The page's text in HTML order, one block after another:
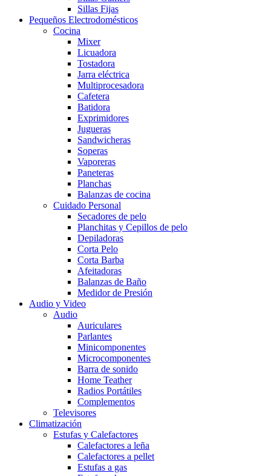
Sillas Fijas
Pequeños Electrodomésticos
Cocina
Mixer
Licuadora
Tostadora
Jarra eléctrica
Multiprocesadora
Cafetera
Batidora
Exprimidores
Jugueras
Sandwicheras
Soperas
Vaporeras
Paneteras
Planchas
Balanzas de cocina
Cuidado Personal
Secadores de pelo
Planchitas y Cepillos de pelo
Depiladoras
Corta Pelo
Corta Barba
Afeitadoras
Balanzas de Baño
Medidor de Presión
Audio y Video
Audio
Auriculares
Parlantes
Minicomponentes
Microcomponentes
Barra de sonido
Home Teather
Radios Portátiles
Complementos
Televisores
Climatización
Estufas y Calefactores
Calefactores a leña
Calefactores a pellet
Estufas a gas